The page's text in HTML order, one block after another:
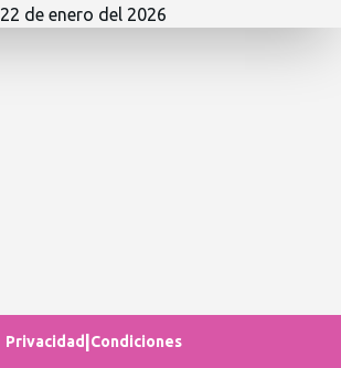
22 de enero del 2026
Privacidad Condiciones